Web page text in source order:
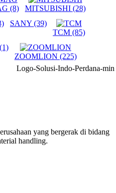
(8) MITSUBISHI (28)
SANY (39)
TCM (85)
(1)
ZOOMLION (225)
yang bergerak di bidang
handling.